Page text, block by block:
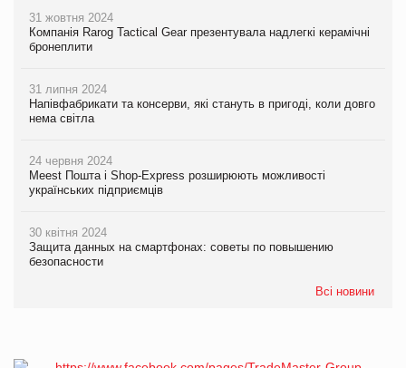
31 жовтня 2024
Компанія Rarog Tactical Gear презентувала надлегкі керамічні
бронеплити
31 липня 2024
Напівфабрикати та консерви, які стануть в пригоді, коли довго
нема світла
24 червня 2024
Meest Пошта і Shop-Express розширюють можливості
українських підприємців
30 квітня 2024
Защита данных на смартфонах: советы по повышению
безопасности
Всі новини